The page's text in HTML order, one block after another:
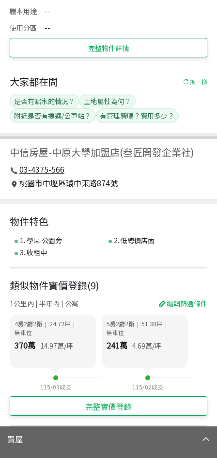
謄本用途
--
使用分區
--
完整物件詳情
中信房屋-中原大學加盟店(叁匠開發企業社)
03-4375-566
桃園市中壢區環中東路874號
大家都在問 換一換
是否有漏水的情況？
土地屬性為何？
附近是否有捷運/公車站？
有管理費嗎？費用多少？
物件特色
1. 學區.公園旁
2. 低總價店面
3. 收租中
類似物件實價登錄(9)
1公里內 | 半年內 | 公寓 編輯篩選條件
4房2廳2衛 | 24.72坪 |
無車位
370萬 14.97萬/坪
115/03成交
5房2廳2衛 | 51.38坪 |
無車位
241萬 4.69萬/坪
115/02成交
完整實價登錄
買屋